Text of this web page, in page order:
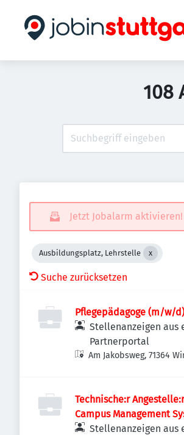
108
Jetzt Jobalarm aktivieren!
Ausbildungsplatz, Lehrstelle
Suche zurücksetzen
Pflegepädagoge (m/w/d)
Stellenanzeigen aus
Partnerportal
Am Jakobsweg, 71364
Technische:r
Campus Management
Stellenanzeigen aus